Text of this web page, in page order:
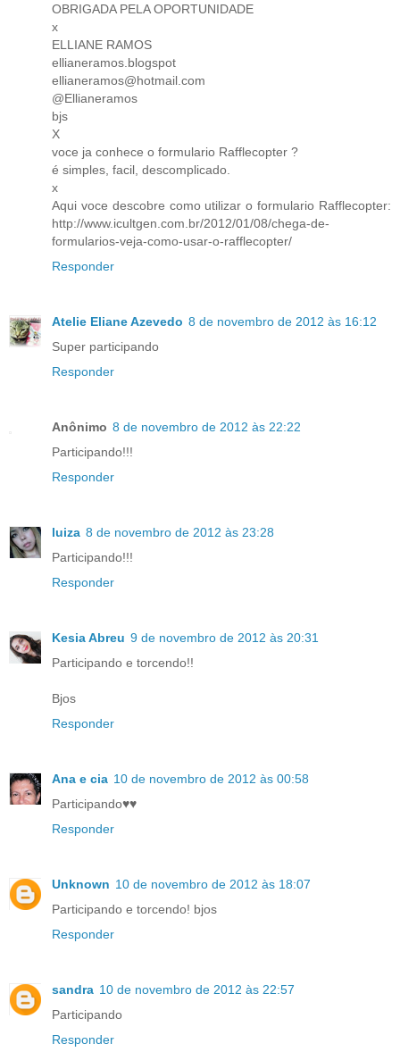
OBRIGADA PELA OPORTUNIDADE
x
ELLIANE RAMOS
ellianeramos.blogspot
ellianeramos@hotmail.com
@Ellianeramos
bjs
X
voce ja conhece o formulario Rafflecopter ?
é simples, facil, descomplicado.
x
Aqui voce descobre como utilizar o formulario Rafflecopter:
http://www.icultgen.com.br/2012/01/08/chega-de-
formularios-veja-como-usar-o-rafflecopter/
Responder
Atelie Eliane Azevedo 8 de novembro de 2012 às 16:12
Super participando
Responder
Anônimo 8 de novembro de 2012 às 22:22
Participando!!!
Responder
luiza 8 de novembro de 2012 às 23:28
Participando!!!
Responder
Kesia Abreu 9 de novembro de 2012 às 20:31
Participando e torcendo!!
Bjos
Responder
Ana e cia 10 de novembro de 2012 às 00:58
Participando♥♥
Responder
Unknown 10 de novembro de 2012 às 18:07
Participando e torcendo! bjos
Responder
sandra 10 de novembro de 2012 às 22:57
Participando
Responder